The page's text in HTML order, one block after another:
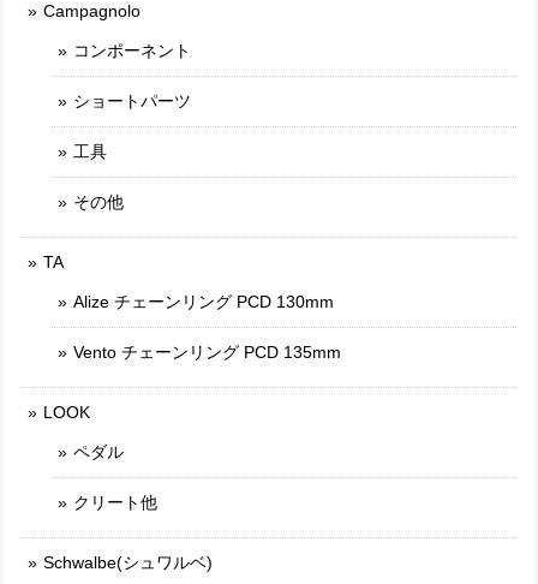
Campagnolo
コンポーネント
ショートパーツ
工具
その他
TA
Alize チェーンリング PCD 130mm
Vento チェーンリング PCD 135mm
LOOK
ペダル
クリート他
Schwalbe(シュワルベ)